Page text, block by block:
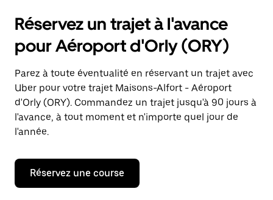
ouvrir
calendrier
et
sélectionner
une
date.
Appuyez
sur
la
touche
pour
fermer
calendrier.
Réservez un trajet à l'avance
pour Aéroport d'Orly (ORY)
Parez à toute éventualité en réservant un trajet avec
Uber pour votre trajet Maisons-Alfort - Aéroport
d'Orly (ORY). Commandez un trajet jusqu'à 90 jours à
l'avance, à tout moment et n'importe quel jour de
l'année.
Réservez une course